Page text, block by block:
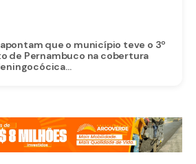
apontam que o município teve o 3º
de Pernambuco na cobertura